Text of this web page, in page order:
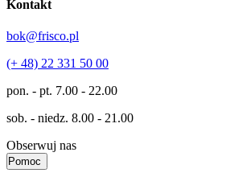
Kontakt
bok@frisco.pl
(+ 48) 22 331 50 00
pon. - pt. 7.00 - 22.00
sob. - niedz. 8.00 - 21.00
Obserwuj nas
Pomoc